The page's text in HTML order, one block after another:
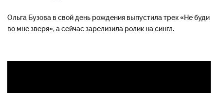
Ольга Бузова в свой день рождения выпустила трек «Не буди
во мне зверя», а сейчас зарелизила ролик на сингл.